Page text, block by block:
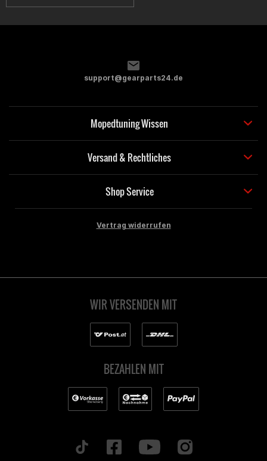
support@gearparts24.de
Mopedtuning Wissen
Versand & Rechtliches
Shop Service
Vertrag widerrufen
WIR VERSENDEN MIT
BEZAHLEN MIT